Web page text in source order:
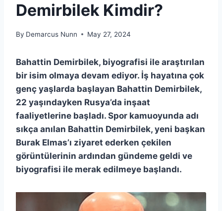
Demirbilek Kimdir?
By Demarcus Nunn May 27, 2024
Bahattin Demirbilek, biyografisi ile araştırılan
bir isim olmaya devam ediyor. İş hayatına çok
genç yaşlarda başlayan Bahattin Demirbilek,
22 yaşındayken Rusya’da inşaat
faaliyetlerine başladı. Spor kamuoyunda adı
sıkça anılan Bahattin Demirbilek, yeni başkan
Burak Elmas’ı ziyaret ederken çekilen
görüntülerinin ardından gündeme geldi ve
biyografisi ile merak edilmeye başlandı.